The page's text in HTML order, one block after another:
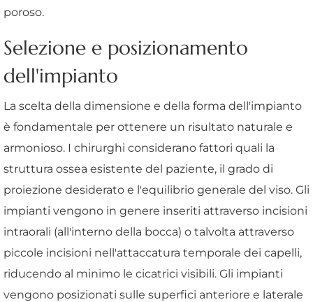
poroso.
Selezione e posizionamento
dell'impianto
La scelta della dimensione e della forma dell'impianto
è fondamentale per ottenere un risultato naturale e
armonioso. I chirurghi considerano fattori quali la
struttura ossea esistente del paziente, il grado di
proiezione desiderato e l'equilibrio generale del viso. Gli
impianti vengono in genere inseriti attraverso incisioni
intraorali (all'interno della bocca) o talvolta attraverso
piccole incisioni nell'attaccatura temporale dei capelli,
riducendo al minimo le cicatrici visibili. Gli impianti
vengono posizionati sulle superfici anteriore e laterale